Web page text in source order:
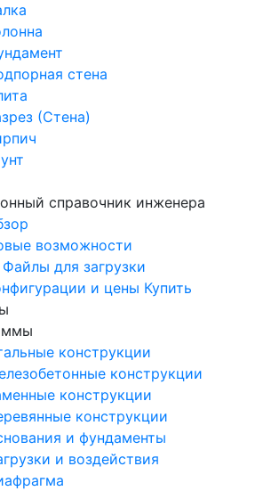
стена
(Стена)
справочник инженера
возможности
Файлы для загрузки
и цены Купить
конструкции
конструкции
конструкции
конструкции
и фундаменты
и воздействия